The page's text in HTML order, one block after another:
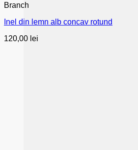
Branch
Inel din lemn alb concav rotund
120,00 lei